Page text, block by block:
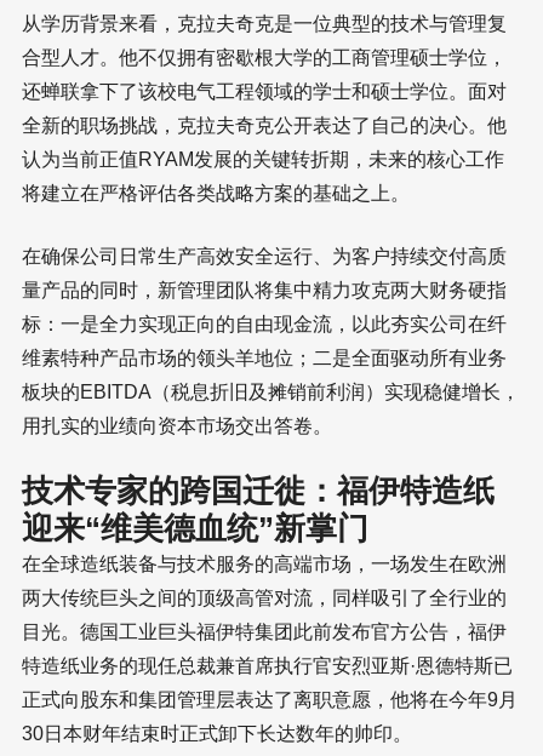
从学历背景来看，克拉夫奇克是一位典型的技术与管理复
合型人才。他不仅拥有密歇根大学的工商管理硕士学位，
还蝉联拿下了该校电气工程领域的学士和硕士学位。面对
全新的职场挑战，克拉夫奇克公开表达了自己的决心。他
认为当前正值RYAM发展的关键转折期，未来的核心工作
将建立在严格评估各类战略方案的基础之上。
在确保公司日常生产高效安全运行、为客户持续交付高质
量产品的同时，新管理团队将集中精力攻克两大财务硬指
标：一是全力实现正向的自由现金流，以此夯实公司在纤
维素特种产品市场的领头羊地位；二是全面驱动所有业务
板块的EBITDA（税息折旧及摊销前利润）实现稳健增长，
用扎实的业绩向资本市场交出答卷。
技术专家的跨国迁徙：福伊特造纸
迎来“维美德血统”新掌门
在全球造纸装备与技术服务的高端市场，一场发生在欧洲
两大传统巨头之间的顶级高管对流，同样吸引了全行业的
目光。德国工业巨头福伊特集团此前发布官方公告，福伊
特造纸业务的现任总裁兼首席执行官安烈亚斯·恩德特斯已
正式向股东和集团管理层表达了离职意愿，他将在今年9月
30日本财年结束时正式卸下长达数年的帅印。